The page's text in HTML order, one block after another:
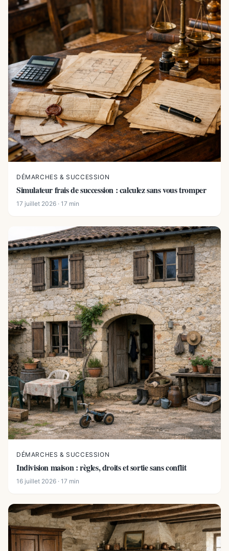
DÉMARCHES & SUCCESSION
Simulateur frais de succession : calculez sans vous tromper
17 juillet 2026 · 17 min
DÉMARCHES & SUCCESSION
Indivision maison : règles, droits et sortie sans conflit
16 juillet 2026 · 17 min